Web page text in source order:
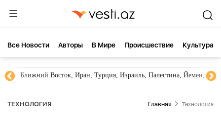
Все Новости Aвторы В Мире Происшествие Культура
Ближний Восток, Иран, Турция, Израиль, Палестина, Йемен,
ТЕХНОЛОГИЯ Главная Технология